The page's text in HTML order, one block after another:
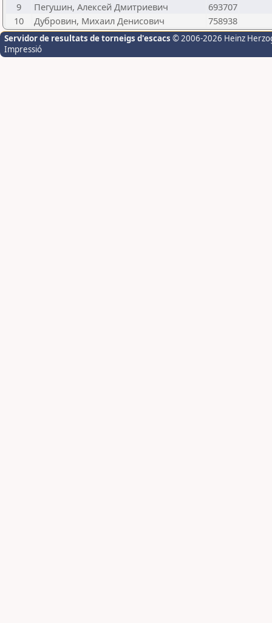
9
Пегушин, Алексей Дмитриевич
693707
10
Дубровин, Михаил Денисович 758938
Servidor de resultats de torneigs d'escacs © 2006-2026 Heinz
Impressió